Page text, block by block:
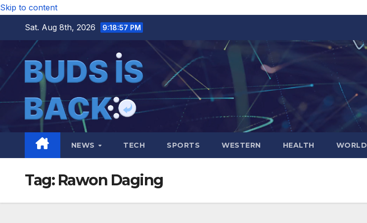
Skip to content
Sat. Aug 8th, 2026
9:18:58 PM
NEWS TECH SPORTS WESTERN HEALTH WORLD
Tag: Rawon Daging